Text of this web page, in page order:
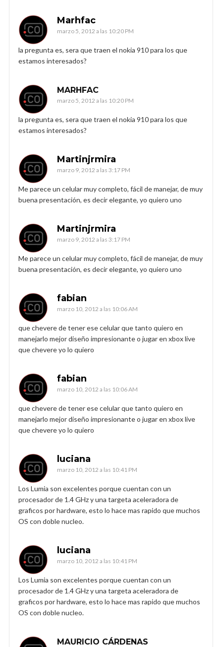
Marhfac
marzo 5, 2012 a las 10:20 PM
la pregunta es, sera que traen el nokia 910 para los que
estamos interesados?
MARHFAC
marzo 5, 2012 a las 10:20 PM
la pregunta es, sera que traen el nokia 910 para los que
estamos interesados?
Martinjrmira
marzo 9, 2012 a las 3:17 PM
Me parece un celular muy completo, fácil de manejar, de muy
buena presentación, es decir elegante, yo quiero uno
Martinjrmira
marzo 9, 2012 a las 3:17 PM
Me parece un celular muy completo, fácil de manejar, de muy
buena presentación, es decir elegante, yo quiero uno
fabian
marzo 10, 2012 a las 10:06 AM
que chevere de tener ese celular que tanto quiero en
manejarlo mejor diseño impresionante o jugar en xbox live
que chevere yo lo quiero
fabian
marzo 10, 2012 a las 10:06 AM
que chevere de tener ese celular que tanto quiero en
manejarlo mejor diseño impresionante o jugar en xbox live
que chevere yo lo quiero
luciana
marzo 10, 2012 a las 10:41 PM
Los Lumia son excelentes porque cuentan con un
procesador de 1.4 GHz y una targeta aceleradora de
graficos por hardware, esto lo hace mas rapido que muchos
OS con doble nucleo.
luciana
marzo 10, 2012 a las 10:41 PM
Los Lumia son excelentes porque cuentan con un
procesador de 1.4 GHz y una targeta aceleradora de
graficos por hardware, esto lo hace mas rapido que muchos
OS con doble nucleo.
MAURICIO CÁRDENAS